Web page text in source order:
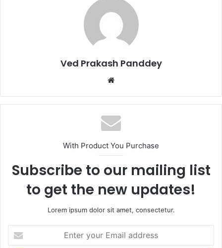
Ved Prakash Panddey
With Product You Purchase
Subscribe to our mailing list
to get the new updates!
Lorem ipsum dolor sit amet, consectetur.